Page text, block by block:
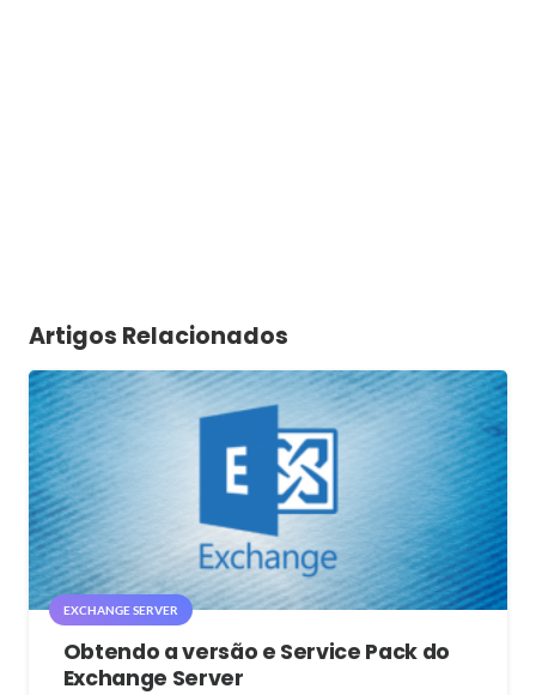
Artigos Relacionados
EXCHANGE SERVER
Obtendo a versão e Service Pack do
Exchange Server